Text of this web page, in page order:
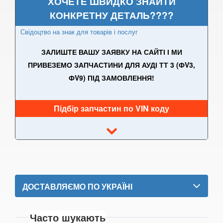
A8 D4 (4H)
A8 D5 (5H)
e-tron
Q3 I (8UB)
Q5 II (FY, 80A)
Q5 II (80A) Sportback
Q7 I (4L)
КОНКРЕТНУ ДЕТАЛЬ????
Свідоцтво на знак для товарів і послуг
ЗАЛИШТЕ ВАШУ ЗАЯВКУ НА САЙТІ І МИ
ПРИВЕЗЕМО ЗАПЧАСТИНИ ДЛЯ АУДІ ТТ 3 (ФV3,
ФV9) ПІД ЗАМОВЛЕННЯ!
Підбір запчастин по VIN коду
ДОСТАВЛЯЄМО ПО УКРАЇНІ
Часто шукають